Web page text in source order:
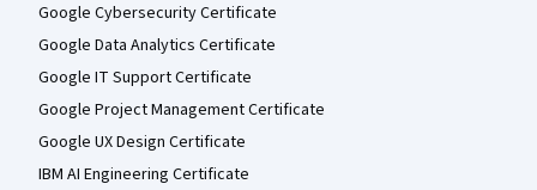
Google Cybersecurity Certificate
Google Data Analytics Certificate
Google IT Support Certificate
Google Project Management Certificate
Google UX Design Certificate
IBM AI Engineering Certificate